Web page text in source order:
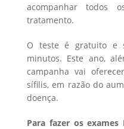
acompanhar todos
tratamento.
O teste é gratuito e
minutos. Este ano,
campanha vai
sífilis, em razão do
doença.
Para fazer os